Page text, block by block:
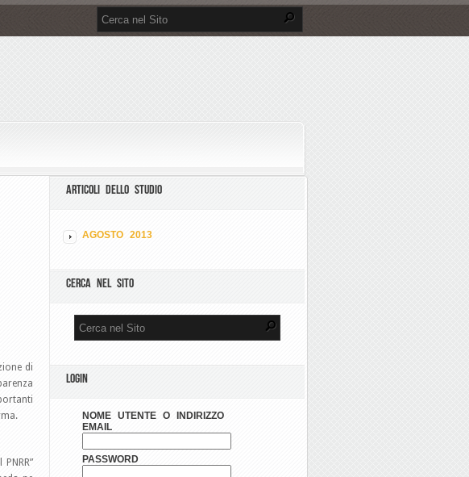
di
ARTICOLI DELLO STUDIO
AGOSTO 2013
CERCA NEL SITO
LOGIN
NOME UTENTE O INDIRIZZO
EMAIL
PASSWORD